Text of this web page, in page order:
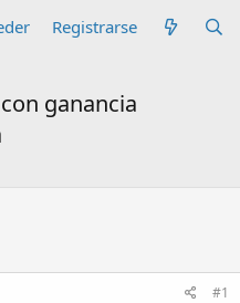
Registrarse
ganancia
#1